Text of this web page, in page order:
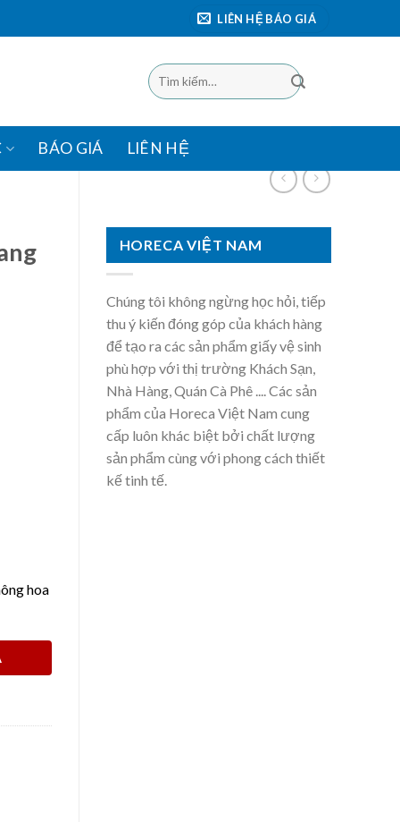
LIÊN HỆ BÁO GIÁ
Tìm
kiếm:
BÁO GIÁ LIÊN HỆ
HORECA VIỆT NAM
Chúng tôi không ngừng học hỏi, tiếp
thu ý kiến đóng góp của khách hàng
để tạo ra các sản phẩm giấy vệ sinh
phù hợp với thị trường Khách Sạn,
Nhà Hàng, Quán Cà Phê .... Các sản
phẩm của Horeca Việt Nam cung
cấp luôn khác biệt bởi chất lượng
sản phẩm cùng với phong cách thiết
kế tinh tế.
hoa